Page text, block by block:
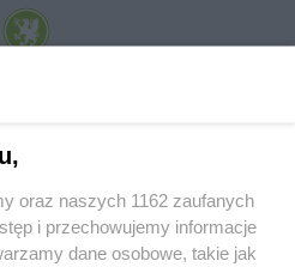
Internetowy Serwis Informacyjny Miasta
oraz naszych 1162 zaufanych
i przechowujemy informacje
dane osobowe, takie jak